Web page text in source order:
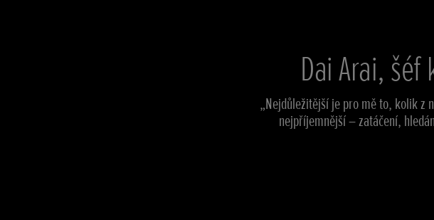
Dai Arai, šéf
„Nejdůležitější je pro mě to, kolik z
nejpříjemnější – zatáčení,